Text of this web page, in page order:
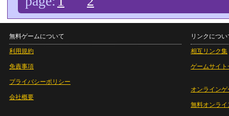
無料ゲームについて
利用規約
免責事項
プライバシーポリシー
会社概要
リンクについ
相互リンク集
ゲームサイト
オンラインゲ
無料オンライ